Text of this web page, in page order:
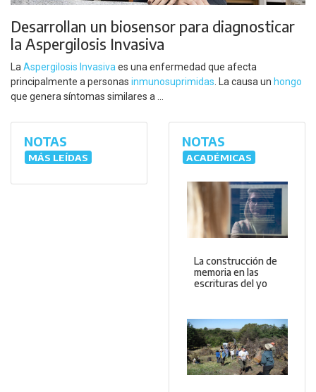
Desarrollan un biosensor para diagnosticar
la Aspergilosis Invasiva
LaAspergilosis Invasivaes una enfermedad que afecta
principalmente a personas inmunosuprimidas. La causa un hongo
que genera síntomas similares a ...
NOTAS
MÁS LEÍDAS
NOTAS
ACADÉMICAS
La construcción de
memoria en las
escrituras del yo